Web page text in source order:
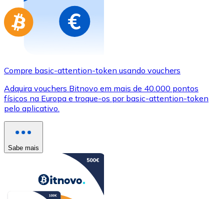
Compre basic-attention-token usando vouchers
Adquira vouchers Bitnovo em mais de 40.000 pontos
físicos na Europa e troque-os por basic-attention-token
pelo aplicativo.
Sabe mais